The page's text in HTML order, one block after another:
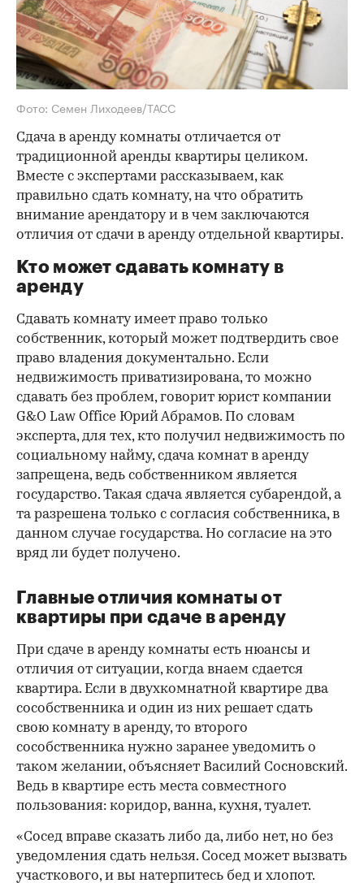
Фото: Семен Лиходеев/ТАСС
Сдача в аренду комнаты отличается от
традиционной аренды квартиры целиком.
Вместе с экспертами рассказываем, как
правильно сдать комнату, на что обратить
внимание арендатору и в чем заключаются
отличия от сдачи в аренду отдельной квартиры.
Кто может сдавать комнату в
аренду
Сдавать комнату имеет право только
собственник, который может подтвердить свое
право владения документально. Если
недвижимость приватизирована, то можно
сдавать без проблем, говорит юрист компании
G&O Law Office Юрий Абрамов. По словам
эксперта, для тех, кто получил недвижимость по
социальному найму, сдача комнат в аренду
запрещена, ведь собственником является
государство. Такая сдача является субарендой, а
та разрешена только с согласия собственника, в
данном случае государства. Но согласие на это
вряд ли будет получено.
00:00 / 00:00
Главные отличия комнаты от
квартиры при сдаче в аренду
При сдаче в аренду комнаты есть нюансы и
отличия от ситуации, когда внаем сдается
квартира. Если в двухкомнатной квартире два
сособственника и один из них решает сдать
свою комнату в аренду, то второго
сособственника нужно заранее уведомить о
таком желании, объясняет Василий Сосновский.
Ведь в квартире есть места совместного
пользования: коридор, ванна, кухня, туалет.
«Сосед вправе сказать либо да, либо нет, но без
уведомления сдать нельзя. Сосед может вызвать
участкового, и вы натерпитесь бед и хлопот.